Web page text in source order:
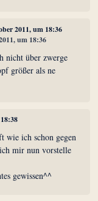
2011, um 18:36
um 18:36
nicht über zwerge
größer als ne
wie ich schon gegen
mir nun vorstelle
gewissen^^